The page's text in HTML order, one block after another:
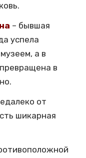
– бывшая
успела
а в
в
от
шикарная